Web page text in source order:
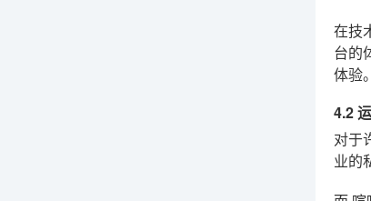
在技
台的
体验。
4.2
对于
业的